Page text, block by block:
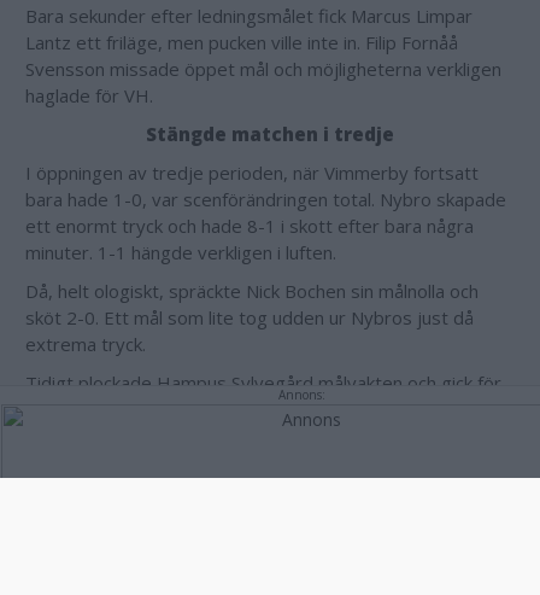
Bara sekunder efter ledningsmålet fick Marcus Limpar
Lantz ett friläge, men pucken ville inte in. Filip Fornåå
Svensson missade öppet mål och möjligheterna verkligen
haglade för VH.
Stängde matchen i tredje
I öppningen av tredje perioden, när Vimmerby fortsatt
bara hade 1-0, var scenförändringen total. Nybro skapade
ett enormt tryck och hade 8-1 i skott efter bara några
minuter. 1-1 hängde verkligen i luften.
Då, helt ologiskt, spräckte Nick Bochen sin målnolla och
sköt 2-0. Ett mål som lite tog udden ur Nybros just då
extrema tryck.
Tidigt plockade Hampus Sylvegård målvakten och gick för
en reducering, men Vimmerby kunde sätta 3-0 i tom bur
Annons: